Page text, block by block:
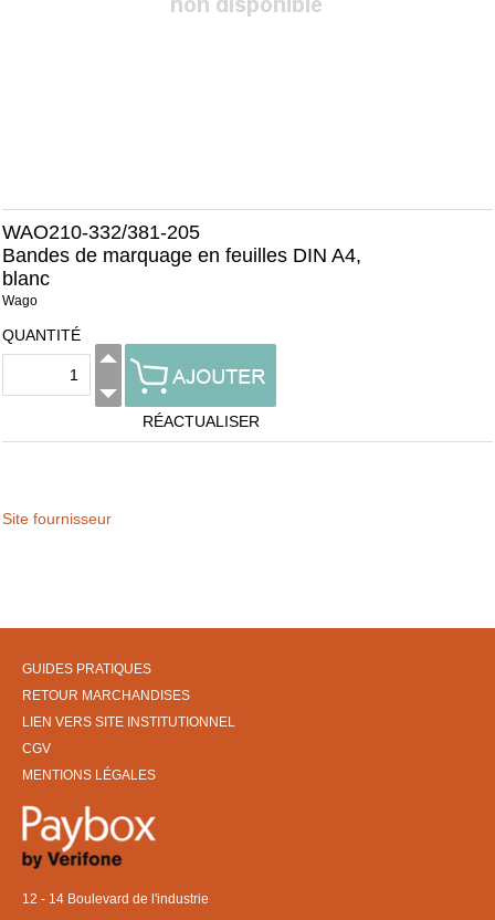
WAO210-332/381-205
Bandes de marquage en feuilles DIN A4,
blanc
Wago
QUANTITÉ
RÉACTUALISER
Site fournisseur
GUIDES PRATIQUES
RETOUR MARCHANDISES
LIEN VERS SITE INSTITUTIONNEL
CGV
MENTIONS LÉGALES
12 - 14 Boulevard de l'industrie